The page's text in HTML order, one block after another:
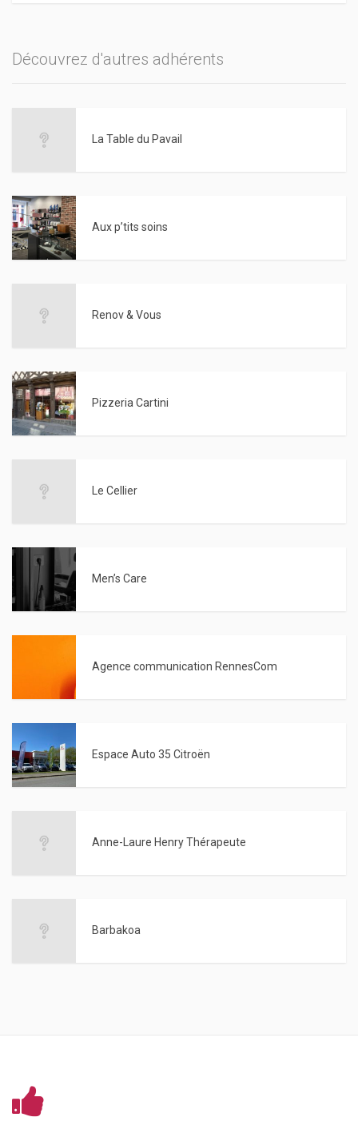
Découvrez d'autres adhérents
La Table du Pavail
Aux p’tits soins
Renov & Vous
Pizzeria Cartini
Le Cellier
Men’s Care
Agence communication RennesCom
Espace Auto 35 Citroën
Anne-Laure Henry Thérapeute
Barbakoa